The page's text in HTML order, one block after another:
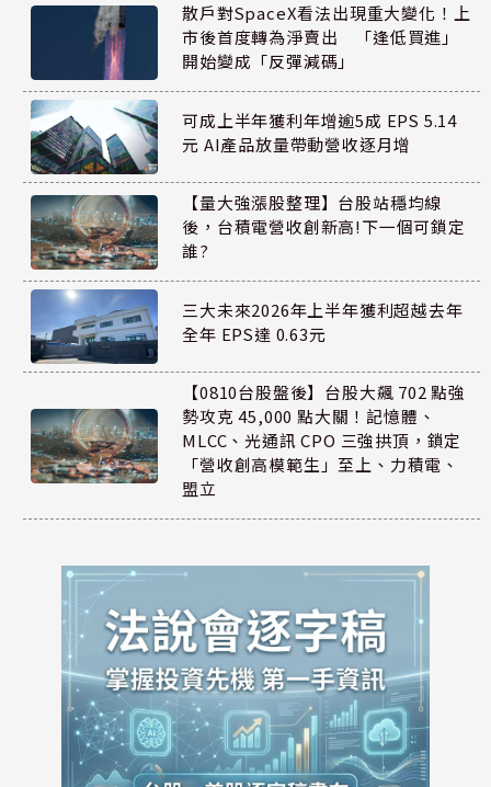
散戶對SpaceX看法出現重大變化！上
市後首度轉為淨賣出 「逢低買進」
開始變成「反彈減碼」
可成上半年獲利年增逾5成 EPS 5.14
元 AI產品放量帶動營收逐月增
【量大強漲股整理】台股站穩均線
後，台積電營收創新高!下一個可鎖定
誰?
三大未來2026年上半年獲利超越去年
全年 EPS達 0.63元
【0810台股盤後】台股大飆 702 點強
勢攻克 45,000 點大關！記憶體、
MLCC、光通訊 CPO 三強拱頂，鎖定
「營收創高模範生」至上、力積電、
盟立